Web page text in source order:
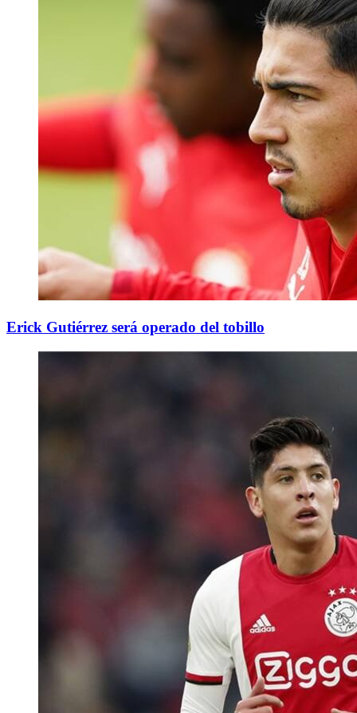
Erick Gutiérrez será operado del tobillo